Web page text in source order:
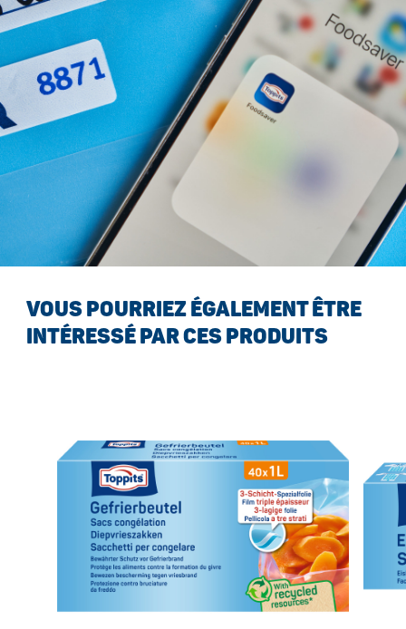
VOUS POURRIEZ ÉGALEMENT ÊTRE
INTÉRESSÉ PAR CES PRODUITS